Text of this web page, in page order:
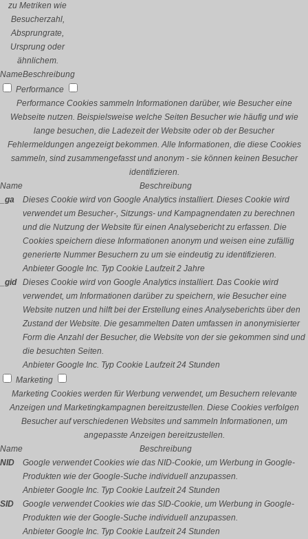
zu Metriken wie
Besucherzahl,
Absprungrate,
Ursprung oder
ähnlichem.
NameBeschreibung
Performance
Performance Cookies sammeln Informationen darüber, wie Besucher eine
Webseite nutzen. Beispielsweise welche Seiten Besucher wie häufig und wie
lange besuchen, die Ladezeit der Website oder ob der Besucher
Fehlermeldungen angezeigt bekommen. Alle Informationen, die diese Cookies
sammeln, sind zusammengefasst und anonym - sie können keinen Besucher
identifizieren.
Name
Beschreibung
_ga
Dieses Cookie wird von Google Analytics installiert. Dieses Cookie wird
verwendet um Besucher-, Sitzungs- und Kampagnendaten zu berechnen
und die Nutzung der Website für einen Analysebericht zu erfassen. Die
Cookies speichern diese Informationen anonym und weisen eine zufällig
generierte Nummer Besuchern zu um sie eindeutig zu identifizieren.
Anbieter Google Inc. Typ Cookie Laufzeit 2 Jahre
_gid
Dieses Cookie wird von Google Analytics installiert. Das Cookie wird
verwendet, um Informationen darüber zu speichern, wie Besucher eine
Website nutzen und hilft bei der Erstellung eines Analyseberichts über den
Zustand der Website. Die gesammelten Daten umfassen in anonymisierter
Form die Anzahl der Besucher, die Website von der sie gekommen sind und
die besuchten Seiten.
Anbieter Google Inc. Typ Cookie Laufzeit 24 Stunden
Marketing
Marketing Cookies werden für Werbung verwendet, um Besuchern relevante
Anzeigen und Marketingkampagnen bereitzustellen. Diese Cookies verfolgen
Besucher auf verschiedenen Websites und sammeln Informationen, um
angepasste Anzeigen bereitzustellen.
Name
Beschreibung
NID
Google verwendet Cookies wie das NID-Cookie, um Werbung in Google-
Produkten wie der Google-Suche individuell anzupassen.
Anbieter Google Inc. Typ Cookie Laufzeit 24 Stunden
SID
Google verwendet Cookies wie das SID-Cookie, um Werbung in Google-
Produkten wie der Google-Suche individuell anzupassen.
Anbieter Google Inc. Typ Cookie Laufzeit 24 Stunden